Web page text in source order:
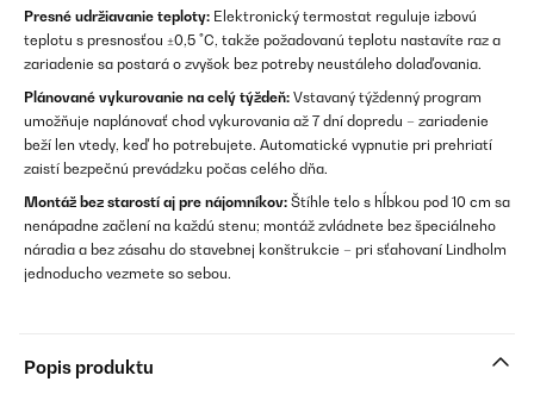
Presné udržiavanie teploty: Elektronický termostat reguluje izbovú
teplotu s presnosťou ±0,5 °C, takže požadovanú teplotu nastavíte raz a
zariadenie sa postará o zvyšok bez potreby neustáleho dolaďovania.
Plánované vykurovanie na celý týždeň: Vstavaný týždenný program
umožňuje naplánovať chod vykurovania až 7 dní dopredu – zariadenie
beží len vtedy, keď ho potrebujete. Automatické vypnutie pri prehriatí
zaistí bezpečnú prevádzku počas celého dňa.
Montáž bez starostí aj pre nájomníkov: Štíhle telo s hĺbkou pod 10 cm sa
nenápadne začlení na každú stenu; montáž zvládnete bez špeciálneho
náradia a bez zásahu do stavebnej konštrukcie – pri sťahovaní Lindholm
jednoducho vezmete so sebou.
Popis produktu